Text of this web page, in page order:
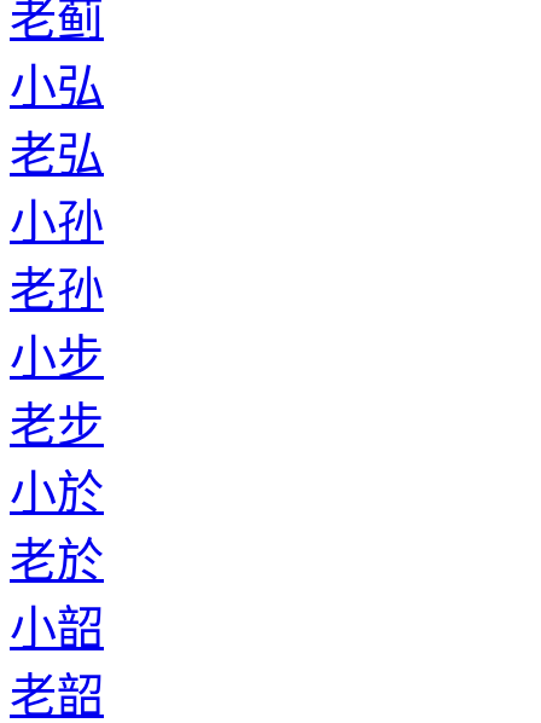
老蓟
小弘
老弘
小孙
老孙
小步
老步
小於
老於
小韶
老韶